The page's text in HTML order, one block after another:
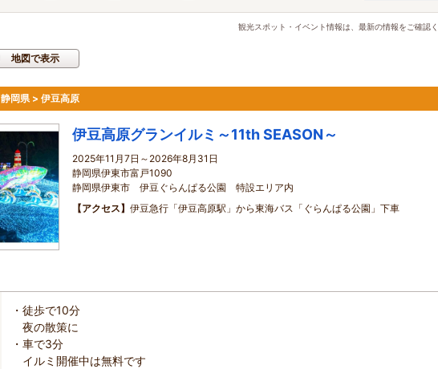
観光スポット・イベント情報は、最新の情報をご確認
地図で表示
静岡県 > 伊豆高原
伊豆高原グランイルミ～11th SEASON～
2025年11月7日～2026年8月31日
静岡県伊東市富戸1090
静岡県伊東市 伊豆ぐらんぱる公園 特設エリア内
【アクセス】 伊豆急行「伊豆高原駅」から東海バス「ぐらんぱる公園」下車
・徒歩で10分
夜の散策に
・車で3分
イルミ開催中は無料です